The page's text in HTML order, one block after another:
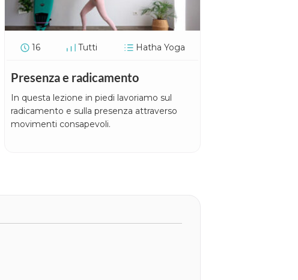
16 Tutti Hatha Yoga
Presenza e radicamento
In questa lezione in piedi lavoriamo sul
radicamento e sulla presenza attraverso
movimenti consapevoli.